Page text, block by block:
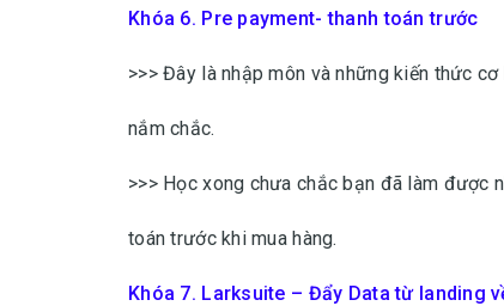
Khóa 6. Pre payment- thanh toán trước
>>> Đây là nhập môn và những kiến thức
nắm chắc.
>>> Học xong chưa chắc bạn đã làm được
toán trước khi mua hàng.
Khóa 7. Larksuite – Đẩy Data từ landing